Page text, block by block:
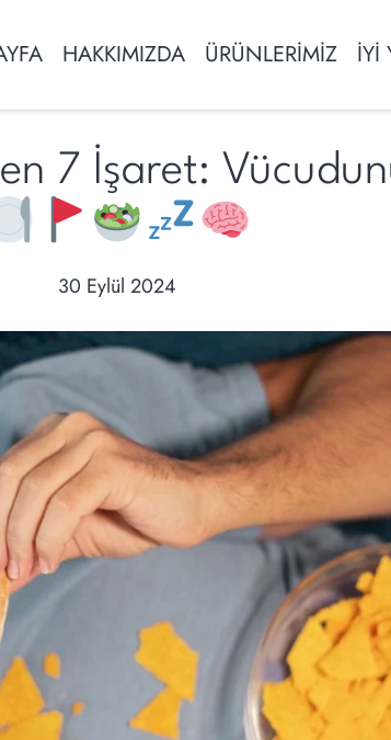
HAKKIMIZDA ÜRÜNLERİMİZ İYİ
7 İşaret:
30 Eylül 2024